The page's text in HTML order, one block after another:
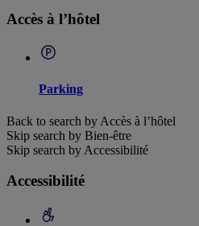
Accès à l’hôtel
Parking
Back to search by Accès à l’hôtel
Skip search by Bien-être
Skip search by Accessibilité
Accessibilité